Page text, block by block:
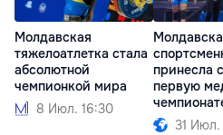
Молдавская
тяжелоатлетка стала
абсолютной
чемпионкой мира
8 Июл. 16:30
принесла
первую
борьбе31 Июл.